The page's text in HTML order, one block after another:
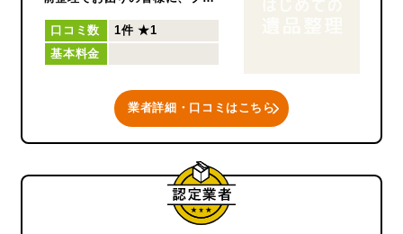
のサービスをご提供します。
お急ぎの方、何をしていいかわ
からない方、人手が足りなくて
ご相談ください。
口コミ数 1件 ★1
基本料金
業者詳細・口コミはこちら